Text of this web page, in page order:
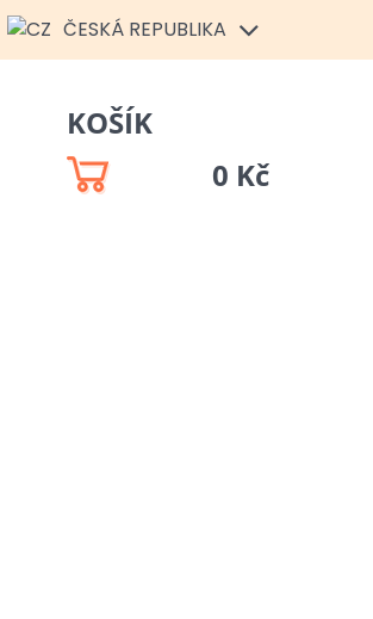
ČESKÁ REPUBLIKA
KOŠÍK
0 Kč